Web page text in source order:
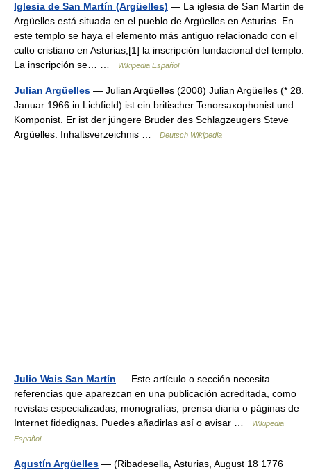
Iglesia de San Martín (Argüelles) — La iglesia de San Martín de
Argüelles está situada en el pueblo de Argüelles en Asturias. En
este templo se haya el elemento más antiguo relacionado con el
culto cristiano en Asturias,[1] la inscripción fundacional del templo.
La inscripción se… …
Wikipedia Español
Julian Argüelles — Julian Arqüelles (2008) Julian Argüelles (* 28.
Januar 1966 in Lichfield) ist ein britischer Tenorsaxophonist und
Komponist. Er ist der jüngere Bruder des Schlagzeugers Steve
Argüelles. Inhaltsverzeichnis …
Deutsch Wikipedia
Julio Wais San Martín — Este artículo o sección necesita
referencias que aparezcan en una publicación acreditada, como
revistas especializadas, monografías, prensa diaria o páginas de
Internet fidedignas. Puedes añadirlas así o avisar …
Wikipedia
Español
Agustín Argüelles — (Ribadesella, Asturias, August 18 1776